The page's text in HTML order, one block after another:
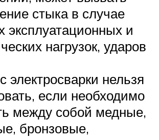
стыка в случае
эксплуатационных и
нагрузок, ударов
электросварки нельзя
если необходимо
между собой медные,
бронзовые,